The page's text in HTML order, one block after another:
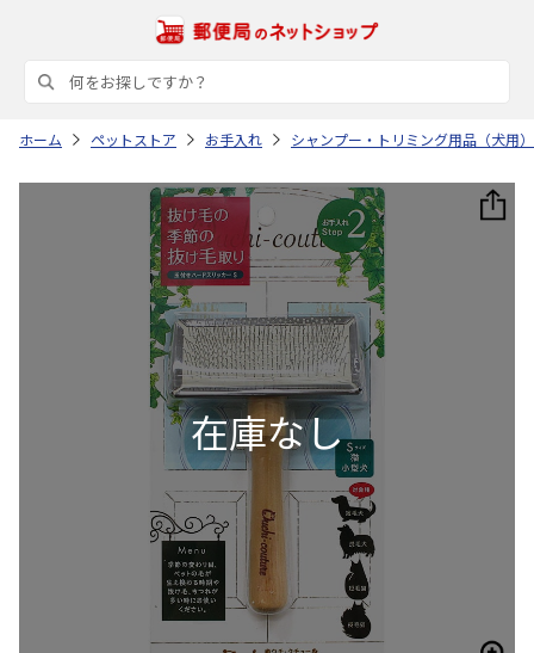
ホーム ペットストア お手入れ シャンプー・トリミング用品（犬用）